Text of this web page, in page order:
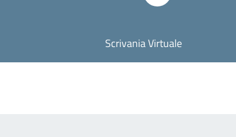
Scrivania Virtuale